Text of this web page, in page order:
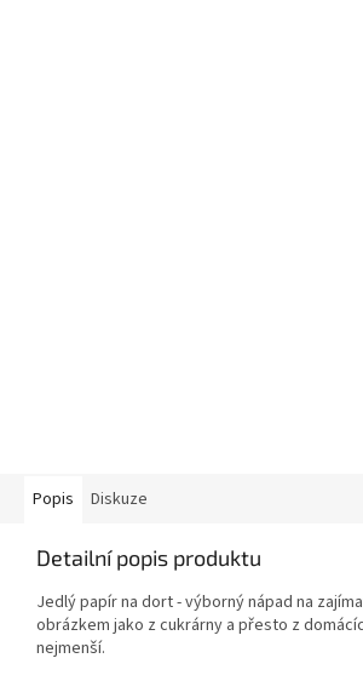
Popis Diskuze
Detailní popis produktu
Jedlý papír na dort - výborný nápad na
obrázkem jako z cukrárny a přesto z
nejmenší.